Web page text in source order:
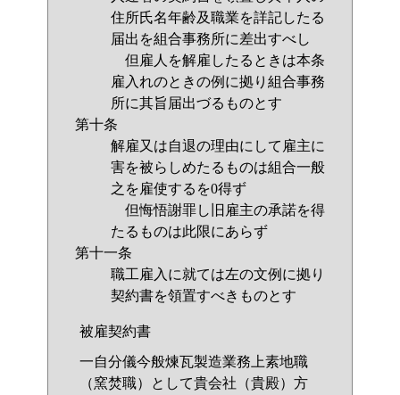
住所氏名年齢及職業を詳記したる
届出を組合事務所に差出すべし
但雇人を解雇したるときは本条
雇入れのときの例に拠り組合事務
所に其旨届出づるものとす
第十条
解雇又は自退の理由にして雇主に
害を被らしめたるものは組合一般
之を雇使するを0得ず
但悔悟謝罪し旧雇主の承諾を得
たるものは此限にあらず
第十一条
職工雇入に就ては左の文例に拠り
契約書を領置すべきものとす
被雇契約書
一自分儀今般煉瓦製造業務上素地職
（窯焚職）として貴会社（貴殿）方